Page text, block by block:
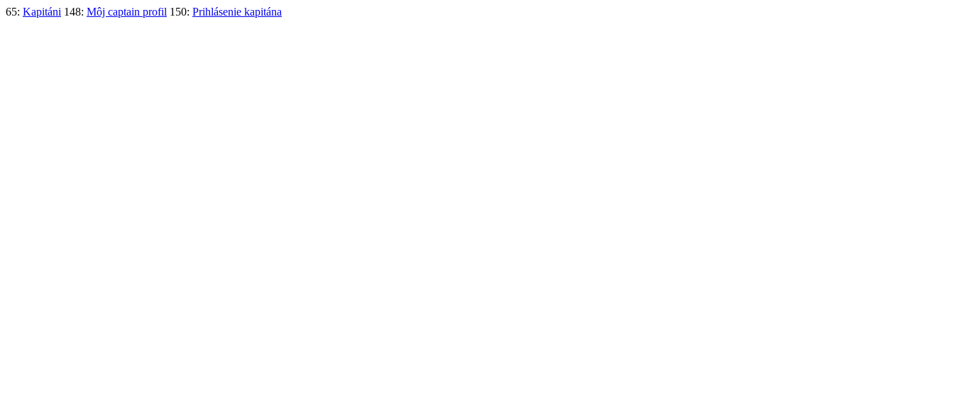
65: Kapitáni 148: Môj captain profil 150: Prihlásenie kapitána